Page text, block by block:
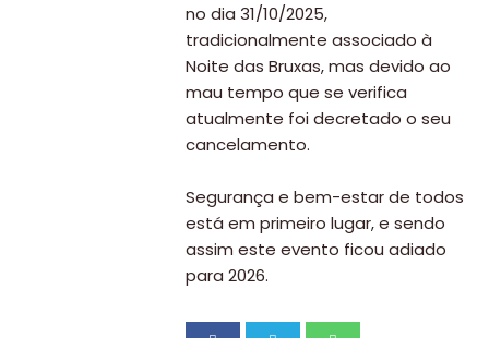
no dia 31/10/2025,
tradicionalmente associado à
Noite das Bruxas, mas devido ao
mau tempo que se verifica
atualmente foi decretado o seu
cancelamento.
Segurança e bem-estar de todos
está em primeiro lugar, e sendo
assim este evento ficou adiado
para 2026.